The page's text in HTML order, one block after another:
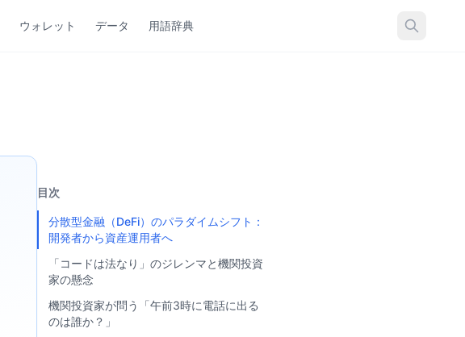
ウォレット データ 用語辞典
目次
分散型金融（DeFi）のパラダイムシフト：
開発者から資産運用者へ
「コードは法なり」のジレンマと機関投資
家の懸念
機関投資家が問う「午前3時に電話に出る
のは誰か？」